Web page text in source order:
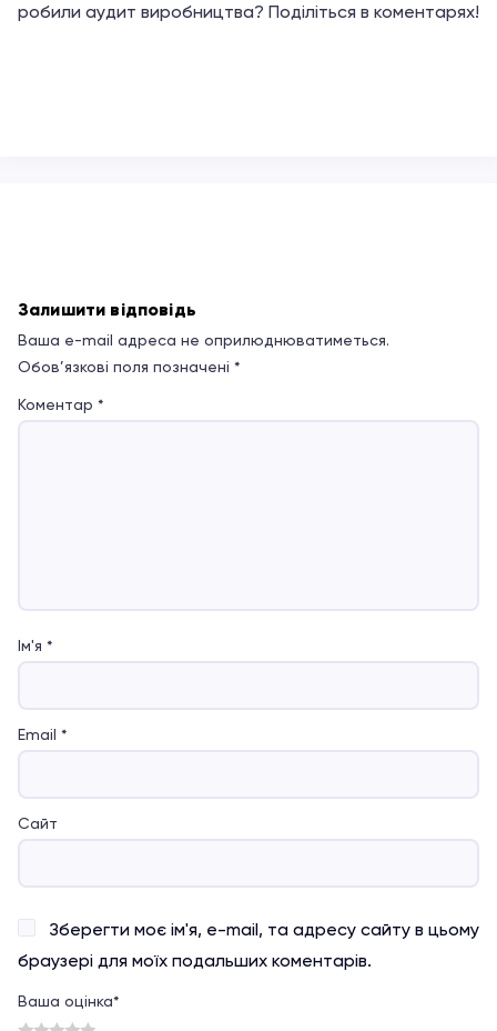
робили аудит виробництва? Поділіться в коментарях!
Залишити відповідь
Ваша e-mail адреса не оприлюднюватиметься.
Обов’язкові поля позначені *
Коментар *
Ім'я *
Email *
Сайт
Зберегти моє ім'я, e-mail, та адресу сайту в цьому
браузері для моїх подальших коментарів.
Ваша оцінка*